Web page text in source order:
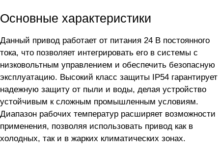
Основные характеристики
Данный привод работает от питания 24 В постоянного
тока, что позволяет интегрировать его в системы с
низковольтным управлением и обеспечить безопасную
эксплуатацию. Высокий класс защиты IP54 гарантирует
надежную защиту от пыли и воды, делая устройство
устойчивым к сложным промышленным условиям.
Диапазон рабочих температур расширяет возможности
применения, позволяя использовать привод как в
холодных, так и в жарких климатических зонах.